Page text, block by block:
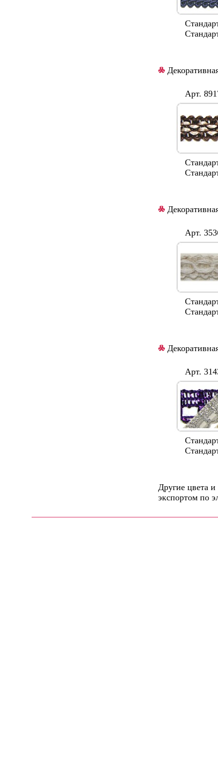
Арт. 8917/
Арт.
Арт.
Другие цвета
экспортом по